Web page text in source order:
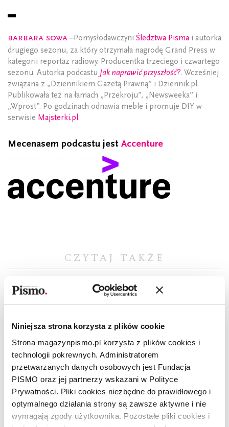
Niniejsza strona korzysta z plików cookie
Strona magazynpismo.pl korzysta z plików cookies i
technologii pokrewnych. Administratorem
przetwarzanych danych osobowych jest Fundacja
PISMO oraz jej partnerzy wskazani w Polityce
Prywatności. Pliki cookies niezbędne do prawidłowego i
optymalnego działania strony są zawsze aktywne i nie
wymagają zgody użytkownika. Pozostałe pliki cookies i
Barbara Sowa –Pomysłodawczyni Śledztwa Pisma i autorka
drugiego sezonu, za który otrzymała nagrodę Grand Press w
kategorii reportaż radiowy. Producentka trzeciego i czwartego
sezonu. Autorka podcastu Jak naprawić przyszłość?. Wcześniej
związana z „Dziennikiem Gazetą Prawną” i Dziennik.pl.
Publikowała też na łamach „Przekroju”, „Newsweeka” i
„Wprost”. Po godzinach odnawia meble i promuje DIY w
serwisie Majsterki.pl.
Mecenasem podcastu jest Accenture
CZYTAJ TAKŻE